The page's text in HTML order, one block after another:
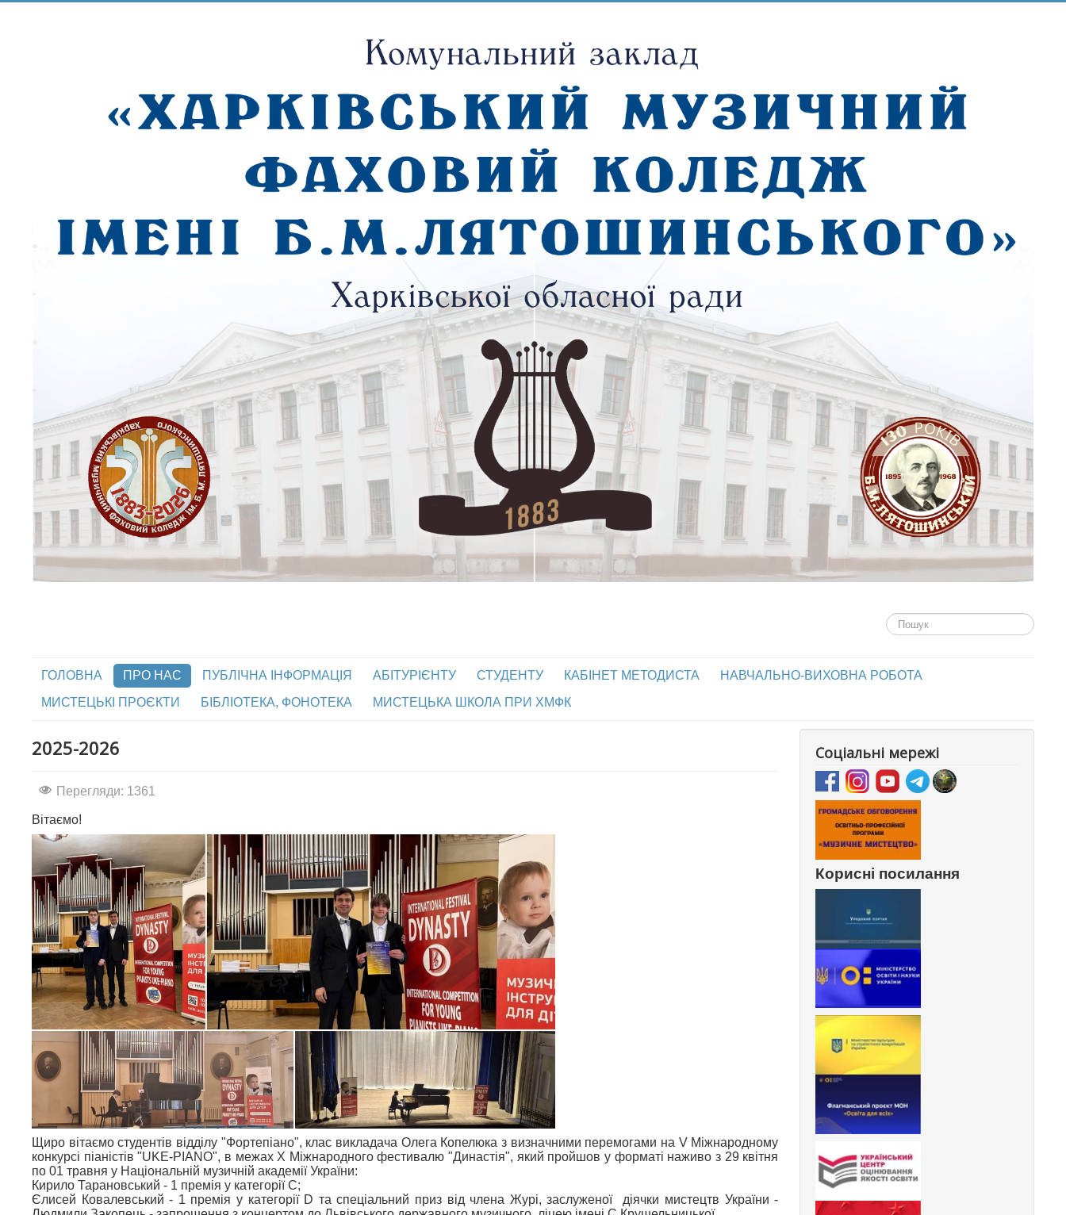
Пошук...
ГОЛОВНА ПРО НАС ПУБЛІЧНА ІНФОРМАЦІЯ АБІТУРІЄНТУ СТУДЕНТУ КАБІНЕТ МЕТОДИСТА
НАВЧАЛЬНО-ВИХОВНА РОБОТА
МИСТЕЦЬКІ ПРОЄКТИ
БІБЛІОТЕКА, ФОНОТЕКА МИСТЕЦЬКА ШКОЛА ПРИ ХМФК
2025-2026
Перегляди: 1361
Вітаємо!
Щиро вітаємо студентів відділу "Фортепіано", клас викладача Олега Копелюка з визначними перемогами на V Міжнародному
конкурсі піаністів "UKE-PIANO", в межах X Міжнародного фестивалю "Династія", який пройшов у форматі наживо з 29 квітня
по 01 травня у Національній музичній академії України:
Кирило Тарановський - 1 премія у категорії С;
Єлисей Ковалевський - 1 премія у категорії D та спеціальний приз від члена Журі, заслуженої діячки мистецтв України -
Соціальні мережі
Корисні посилання